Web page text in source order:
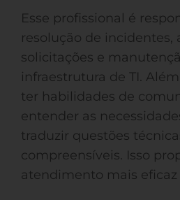
Esse profissional é
resolução de
solicitações e
infraestrutura de TI.
ter habilidades de
entender as
traduzir questões
compreensíveis. Isso
atendimento mais eficaz